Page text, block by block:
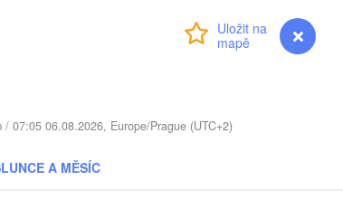
myVentusky Předpověď
07:05 06.08.2026, Europe/Prague (UTC+2)
A MĚSÍC